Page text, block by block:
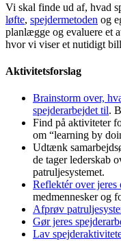
Vi skal finde ud af, hvad
løfte, spejdermetoden og
planlægge og evaluere et
hvor vi viser et nutidigt
Aktivitetsforslag
Brainstorm over,
spejderarbejdet til.
Find på aktiviteter
om “learning by
Udtænk
de tager lederskab
patruljesystemet.
Reflektér over jeres
medmennesker og
Afprøv
Gør jeres
Lav